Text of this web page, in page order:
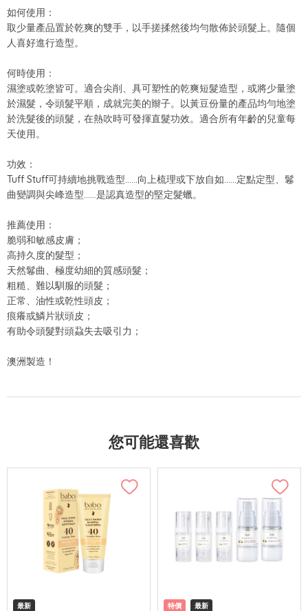
如何使用：
取少量產品置於乾爽的雙手，以手搓揉然後均勻散佈於頭髮上。隨個
人喜好進行造型。
何時使用：
濕塗或乾塗皆可。適合尖削、具可塑性的乾爽短髮造型，或將少量塗
於濕髮，令頭髮平順，成就完美的辮子。以黃豆份量的產品均勻地塗
於洗髮後的頭髮，在熱吹時可發揮直髮功效。適合所有年齡的兒童每
天使用。
功效：
Tuff Stuff可持續地挑戰造型……向上梳理或下放自如……定點定型、鬈
曲變調與尖峰造型……是認真造型的堅定髮蠟。
推薦使用：
脆弱和敏感皮膚；
高持久度的髮型；
天然鬈曲、極度幼細的質感頭髮；
粗糙、難以馴服的頭髮；
正常、油性或乾性頭皮；
痕癢或鱗片狀頭皮；
有助令頭髮對頭蝨失去吸引力；
澳洲製造！
您可能還喜歡
最新 特價 最新